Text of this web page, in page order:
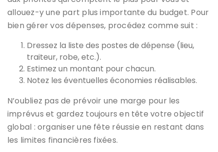
allouez-y une part plus importante du budget. Pour
bien gérer vos dépenses, procédez comme suit :
Dressez la liste des postes de dépense (lieu,
traiteur, robe, etc.).
Estimez un montant pour chacun.
Notez les éventuelles économies réalisables.
N’oubliez pas de prévoir une marge pour les
imprévus et gardez toujours en tête votre objectif
global : organiser une fête réussie en restant dans
les limites financières fixées.